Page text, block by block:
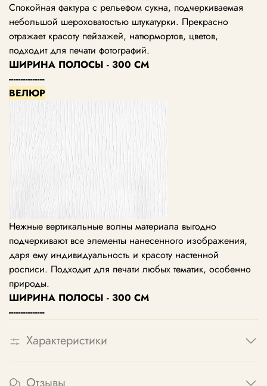
Спокойная фактура с рельефом сукна, подчеркиваемая
небольшой шероховатостью штукатурки. Прекрасно
отражает красоту пейзажей, натюрмортов, цветов,
подходит для печати фотографий.
ШИРИНА ПОЛОСЫ - 300 СМ
---------------
ВЕЛЮР
Нежные вертикальные волны материала выгодно
подчеркивают все элементы нанесенного изображения,
даря ему индивидуальность и красоту настенной
росписи. Подходит для печати любых тематик, особенно
природы.
ШИРИНА ПОЛОСЫ - 300 СМ
---------------
Характеристики